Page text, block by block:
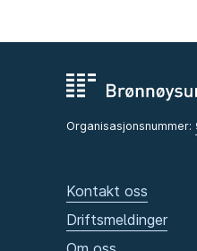
Organisasjonsnummer:
Kontakt oss
Driftsmeldinger